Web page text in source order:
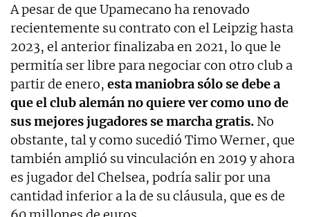
A pesar de que Upamecano ha renovado
recientemente su contrato con el Leipzig hasta
2023, el anterior finalizaba en 2021, lo que le
permitía ser libre para negociar con otro club a
partir de enero, esta maniobra sólo se debe a
que el club alemán no quiere ver como uno de
sus mejores jugadores se marcha gratis. No
obstante, tal y como sucedió Timo Werner, que
también amplió su vinculación en 2019 y ahora
es jugador del Chelsea, podría salir por una
cantidad inferior a la de su cláusula, que es de